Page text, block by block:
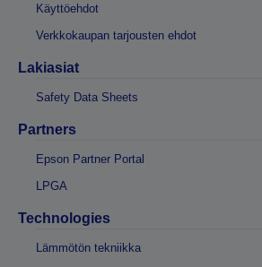
Käyttöehdot
Verkkokaupan tarjousten ehdot
Lakiasiat
Safety Data Sheets
Partners
Epson Partner Portal
LPGA
Technologies
Lämmötön tekniikka